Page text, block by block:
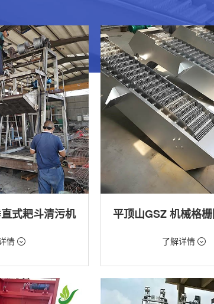
式耙斗清污机
情
价格：1800元/台
机
用途：泵站,污水处理,渠道,河道
排水工程
了解详情